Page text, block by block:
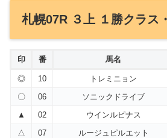
札幌07R ３上 １勝クラス
印 番 馬名
◎ 10 トレミニョン
〇
06 ソニックドライブ
▲
02 ウインルピナス
△
07 ルージュピルエット